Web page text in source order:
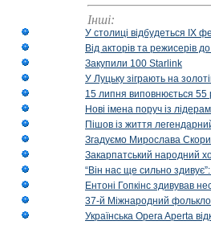
Інші:
У столиці відбудеться IX
Від акторів та режисерів
Закупили 100 Starlink
У Луцьку зіграють на
15 липня виповнюється 55
Нові імена поруч із
Пішов із життя
Згадуємо Мирослава
Закарпатський народний
“Він нас ще сильно
Ентоні Гопкінс здивував
37-й Міжнародний
Українська Opera Aperta